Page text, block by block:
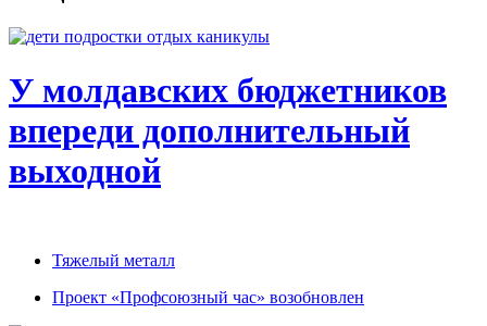
У молдавских бюджетников
впереди дополнительный
выходной
Тяжелый металл
Проект «Профсоюзный час» возобновлен